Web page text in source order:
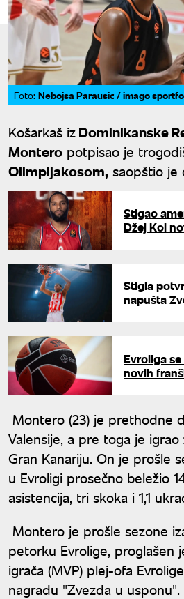
Foto: Nebojsa Parausic / imago
Košarkaš izDominikanske
Montero potpisao je
Olimpijakosom, saopštio je
Stigao
Džej Kol
Stigla
napušta
Evroliga
novih
Montero (23) je prethodne
Valensije, a pre toga je
Gran Kanariju. On je prošle
u Evroligi prosečno beležio
asistencija, tri skoka i 1,1
Montero je prošle sezone
petorku Evrolige, proglašen
igrača (MVP) plej-ofa
nagradu "Zvezda u usponu".